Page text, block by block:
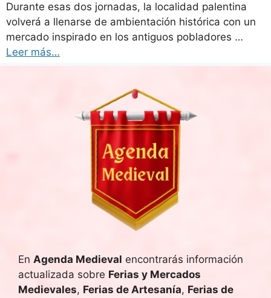
Durante esas dos jornadas, la localidad palentina
volverá a llenarse de ambientación histórica con un
mercado inspirado en los antiguos pobladores …
Leer más…
En Agenda Medieval encontrarás información
actualizada sobre Ferias y Mercados
Medievales, Ferias de Artesanía, Ferias de